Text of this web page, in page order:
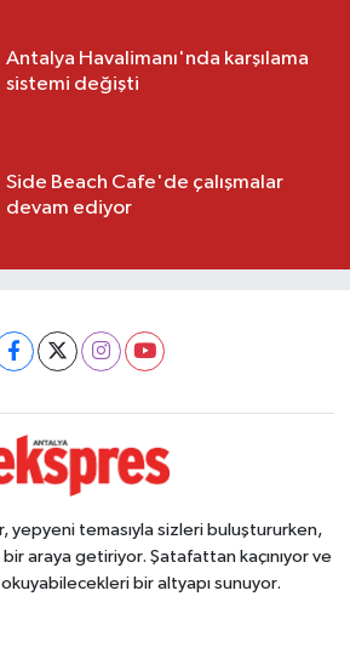
Antalya Havalimanı'nda karşılama
sistemi değişti
Side Beach Cafe'de çalışmalar
devam ediyor
yepyeni temasıyla sizleri buluştururken,
araya getiriyor. Şatafattan kaçınıyor ve
bir altyapı sunuyor.